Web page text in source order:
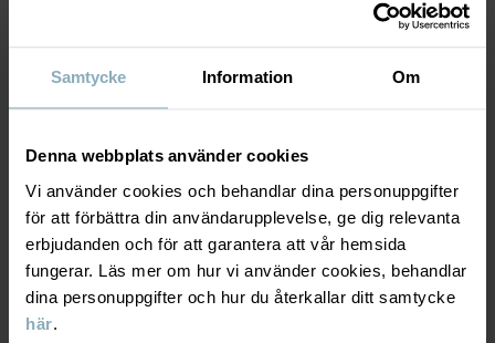
Samtycke Information Om
Denna webbplats använder cookies
Vi använder cookies och behandlar dina personuppgifter
för att förbättra din användarupplevelse, ge dig relevanta
erbjudanden och för att garantera att vår hemsida
fungerar. Läs mer om hur vi använder cookies, behandlar
dina personuppgifter och hur du återkallar ditt samtycke
här.
Artikelnummer:60603924
Tillverkningsland
Fabrik:Shunde Gain Rich Garment Co Ltd
Material
100% Cotton Organic
HÅLLBARHET
LEVERANS & RETUR
Leverans & retur